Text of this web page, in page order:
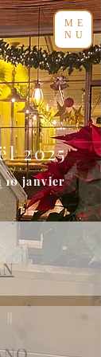
ME
NU
2025
10 janvier